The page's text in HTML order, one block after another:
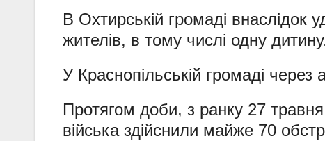
В Охтирській громаді
жителів, в тому числі одну
У Краснопільській громаді
Протягом доби, з ранку 27
війська здійснили майже 70